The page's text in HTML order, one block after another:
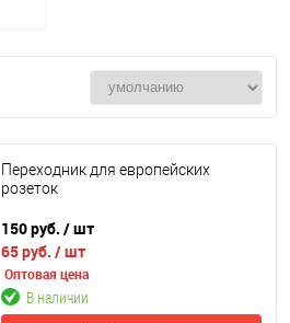
Переходник для европейских
розеток
150 руб. / шт
65 руб. / шт
Оптовая цена
В наличии